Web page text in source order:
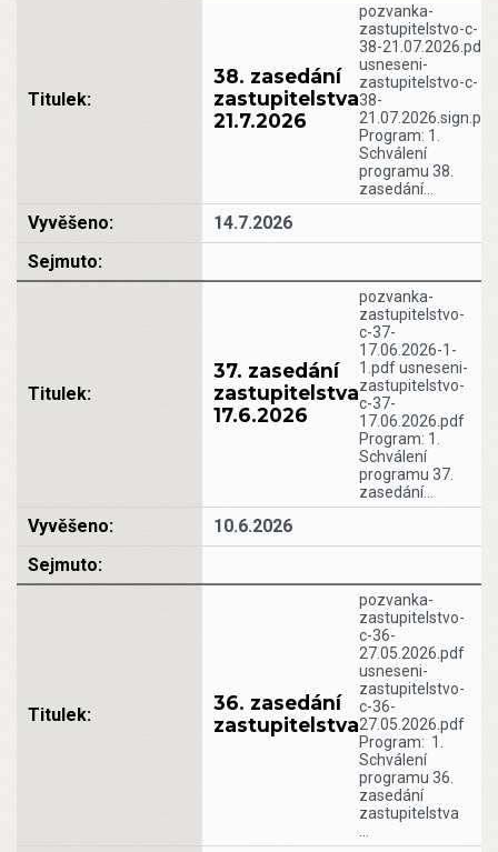
38. zasedání
zastupitelstva
21.7.2026
pozvanka-
zastupitelstvo-c-
38-21.07.2026.pdf
usneseni-
zastupitelstvo-c-
38-
21.07.2026.sign.pdf
Program: 1.
Schválení
programu 38.
zasedání…
14.7.2026
37. zasedání
zastupitelstva
17.6.2026
pozvanka-
zastupitelstvo-
c-37-
17.06.2026-1-
1.pdf usneseni-
zastupitelstvo-
c-37-
17.06.2026.pdf
Program: 1.
Schválení
programu 37.
zasedání…
10.6.2026
36. zasedání
zastupitelstva
pozvanka-
zastupitelstvo-
c-36-
27.05.2026.pdf
usneseni-
zastupitelstvo-
c-36-
27.05.2026.pdf
Program: 1.
Schválení
programu 36.
zasedání
zastupitelstva